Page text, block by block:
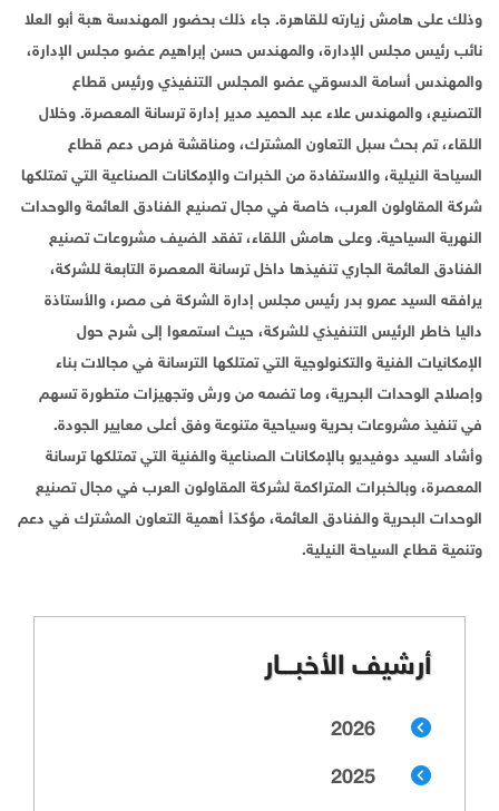
وذلك على هامش زيارته للقاهرة. جاء ذلك بحضور المهندسة هبة أبو العلا
نائب رئيس مجلس الإدارة، والمهندس حسن إبراهيم عضو مجلس الإدارة،
والمهندس أسامة الدسوقي عضو المجلس التنفيذي ورئيس قطاع
التصنيع، والمهندس علاء عبد الحميد مدير إدارة ترسانة المعصرة. وخلال
اللقاء، تم بحث سبل التعاون المشترك، ومناقشة فرص دعم قطاع
السياحة النيلية، والاستفادة من الخبرات والإمكانات الصناعية التي تمتلكها
شركة المقاولون العرب، خاصة في مجال تصنيع الفنادق العائمة والوحدات
النهرية السياحية. وعلى هامش اللقاء، تفقد الضيف مشروعات تصنيع
الفنادق العائمة الجاري تنفيذها داخل ترسانة المعصرة التابعة للشركة،
يرافقه السيد عمرو بدر رئيس مجلس إدارة الشركة فى مصر، والأستاذة
داليا خاطر الرئيس التنفيذي للشركة، حيث استمعوا إلى شرح حول
الإمكانيات الفنية والتكنولوجية التي تمتلكها الترسانة في مجالات بناء
وإصلاح الوحدات البحرية، وما تضمه من ورش وتجهيزات متطورة تسهم
في تنفيذ مشروعات بحرية وسياحية متنوعة وفق أعلى معايير الجودة.
وأشاد السيد دوفيديو بالإمكانات الصناعية والفنية التي تمتلكها ترسانة
المعصرة، وبالخبرات المتراكمة لشركة المقاولون العرب في مجال تصنيع
الوحدات البحرية والفنادق العائمة، مؤكدًا أهمية التعاون المشترك في دعم
وتنمية قطاع السياحة النيلية.
أرشيف الأخبـــار
2026
2025